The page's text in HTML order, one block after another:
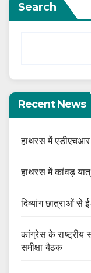
Search
Recent News
हाथरस में एडीएचआर
हाथरस में कांवड़
दिव्यांग छात्राओं से
कांग्रेस के
समीक्षा बैठक